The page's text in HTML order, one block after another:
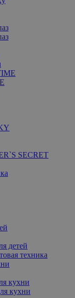
SECRET
детей
техника
кухни
кухни